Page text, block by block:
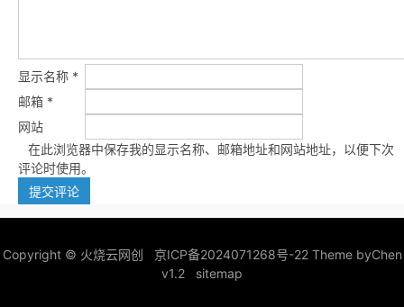
显示名称 *
邮箱 *
网站
在此浏览器中保存我的显示名称、邮箱地址和网站地址，以便下次
评论时使用。
Copyright © 火烧云网创 京ICP备2024071268号-22Theme byChen
v1.2
sitemap